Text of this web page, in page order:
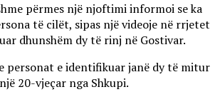
përmes një njoftimi informoi se ka
të cilët, sipas një videoje në rrjetet
dhunshëm dy të rinj në Gostivar.
personat e identifikuar janë dy të mitur
20-vjeçar nga Shkupi.